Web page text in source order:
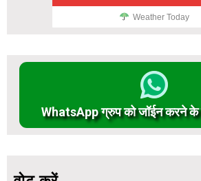
Weather Today
WhatsApp ग्रुप को जॉईन करने के